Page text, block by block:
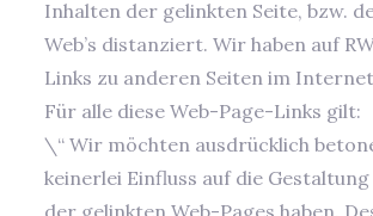
Inhalten der gelinkten Seite, bzw.
Web’s distanziert. Wir haben auf
Links zu anderen Seiten im
Für alle diese Web-Page-Links gilt:
\“ Wir möchten ausdrücklich
keinerlei Einfluss auf die
der gelinkten Web-Pages haben.